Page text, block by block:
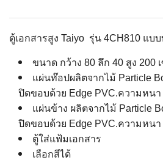
ตู้เอกสารสูง Taiyo รุ่น 4CH810 แบ
ขนาด กว้าง 80 ลึก 40 สูง 200
แผ่นท๊อปผลิตจากไม้ Particle
ปิดขอบด้วย Edge PVC.ความหนา
แผ่นข้าง ผลิตจากไม้ Particle
ปิดขอบด้วย Edge PVC.ความหนา
ตู้ใส่แฟ้มเอกสาร
เลือกสีได้